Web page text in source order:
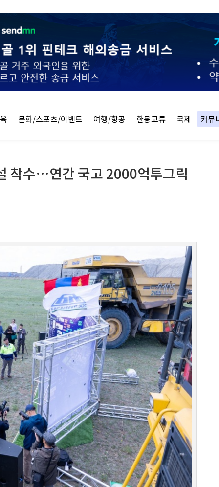
문화/스포츠/이벤트 여행/항공 한몽교류 국제 커뮤
착수…연간 국고 2000억투그릭